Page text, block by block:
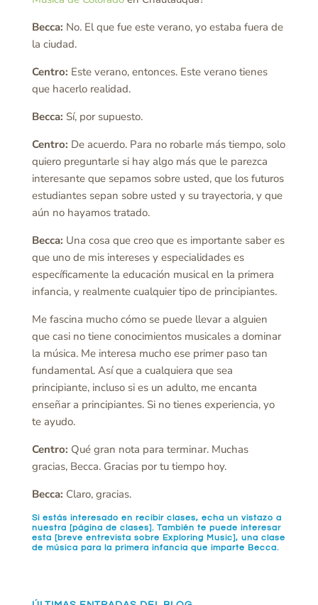
Becca: No. El que fue este verano, yo estaba fuera de
la ciudad.
Centro: Este verano, entonces. Este verano tienes
que hacerlo realidad.
Becca: Sí, por supuesto.
Centro: De acuerdo. Para no robarle más tiempo, solo
quiero preguntarle si hay algo más que le parezca
interesante que sepamos sobre usted, que los futuros
estudiantes sepan sobre usted y su trayectoria, y que
aún no hayamos tratado.
Becca: Una cosa que creo que es importante saber es
que uno de mis intereses y especialidades es
específicamente la educación musical en la primera
infancia, y realmente cualquier tipo de principiantes.
Me fascina mucho cómo se puede llevar a alguien
que casi no tiene conocimientos musicales a dominar
la música. Me interesa mucho ese primer paso tan
fundamental. Así que a cualquiera que sea
principiante, incluso si es un adulto, me encanta
enseñar a principiantes. Si no tienes experiencia, yo
te ayudo.
Centro: Qué gran nota para terminar. Muchas
gracias, Becca. Gracias por tu tiempo hoy.
Becca: Claro, gracias.
Si estás interesado en recibir clases, echa un vistazo a
nuestra [página de clases]. También te puede interesar
esta [breve entrevista sobre Exploring Music], una clase
de música para la primera infancia que imparte Becca.